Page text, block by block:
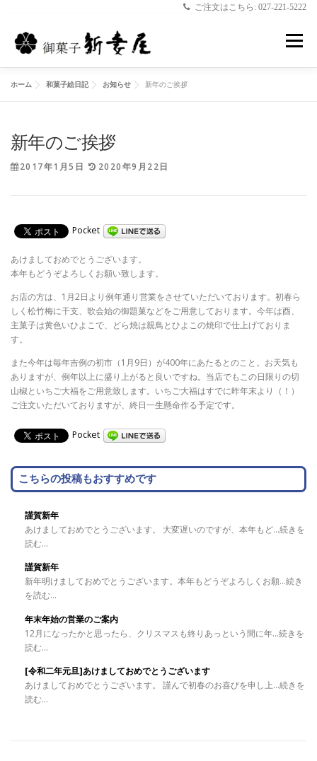
ご注文はこちら: 027-221-5222
メニュー
店舗のご案内 和菓子絵日記
ホーム 和菓子絵日記 お知らせ 新年のご挨拶
新年のご挨拶
2017年1月5日 2020年9月22日
Pocket
あけましておめでとうございます。
本年もどうぞよろしくお願い致します。
お店の方は、1月2日より例年通り営業をさせていただいております。初春ら
しく松竹梅に干支、歌会始の御題菓などをご用意しております。今年は酉、
主菓子は黄色いひよこで、どら焼は親鳥とひよこの焼印で仕上げておりま
す。
また今年は毎年吉例の初市（1月9日）が400年にあたるとのこと。お天気も
ありますが、例年以上に盛り上がると良いですね。当店でもこの日限りの切
山椒といちご大福をご用意致します。いちご大福はすでに昨年末より（！）
ご注文いただいておりますが、終日一生懸命作る予定です。
Pocket
こちらの投稿もおすすめです
謹賀新年
あけましておめでとうございます。 大変遅いのですが、本年もど...続きを
読む...
謹賀新年
新年明けましておめでとうございます。本年もどうぞよろしくお願...続き
を読む...
年末年始の営業のご案内
12月になったかと思ったら、クリスマスも終りあっという間に年...続きを
読む...
[令和二年元旦]あけましておめでとうございます
あけましておめでとうございます。 謹んで初春のお喜びを申し上...続きを
読む...